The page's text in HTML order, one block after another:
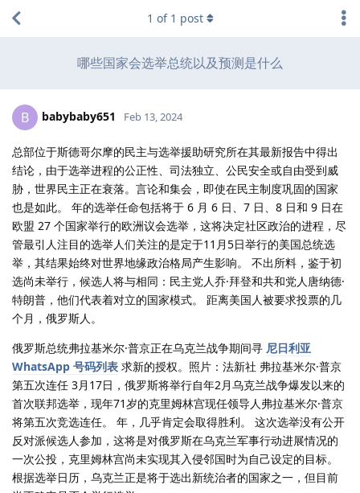
哪些国家会选举总统以及预测是什么
1 of 1 post
B babybaby651 Feb 13, 2024
总部位于斯德哥尔摩的民主与选举援助研究所在其最新报告中得出
结论，由于选举进程的公正性、司法独立、公民安全或自由受到威
胁，世界民主正在衰落。言论和集会，即使在民主制度巩固的国家
也是如此。 年的选举任命包括将于 6 月 6 日、7 日、8 日和 9 日在
欧盟 27 个国家举行的欧洲议会选举，这将决定社区政治的进程，尽
管最引人注目的选举人们关注的是定于11月5日举行的美国总统选
举，其结果始终对世界地缘政治格局产生影响。 不出所料，鉴于初
选尚未举行，候选人将与相同：民主党人乔·拜登和共和党人唐纳德·
特朗普，他们代表着对立的国家模式。 距离美国人被要求投票的几
个月，俄罗斯人。
俄罗斯总统弗拉基米尔·普京正在乌克兰战争期间寻 尼日利亚
WhatsApp 号码列表 求新的授权。照片：法新社 弗拉基米尔·普京
第五次连任 3月17日，俄罗斯将举行自年2月乌克兰战争爆发以来的
首次联邦选举，现年71岁的克里姆林宫现任领导人弗拉基米尔·普京
将第五次竞选连任。 年，几乎肯定会取得胜利。 这次选举没有公开
反对派候选人参加，这将是对俄罗斯在乌克兰军事行动进展情况的
一次公投，克里姆林宫尚未实现其入侵邻国时为自己设定的目标。
根据选举日历，乌克兰正是将于选出新统治者的国家之一，但目前